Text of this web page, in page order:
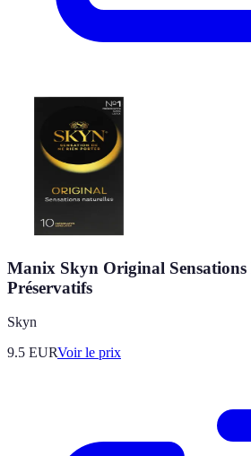
Manix Skyn Original Sensations
Préservatifs
Skyn
9.5 EURVoir le prix